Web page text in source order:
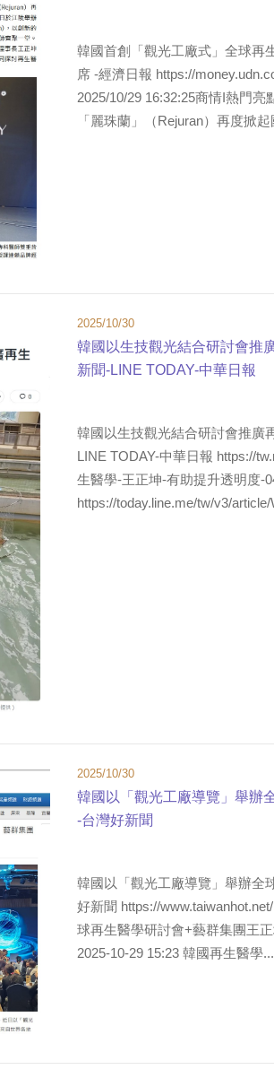
韓國首創「觀光工廠式」全球再
席 -經濟日報 https://
2025/10/29 16:32:25商情I熱門
「麗珠蘭」（Rejuran）再度掀
2025/10/30
韓國以生技觀光結合研討會推
新聞-LINE TODAY-中華日報
韓國以生技觀光結合研討會推廣
LINE TODAY-中華日報 https://
生醫學-王正坤-有助提升透明度-
https://today.line.me/tw/v3/
2025/10/30
韓國以「觀光工廠導覽」舉辦
-台灣好新聞
韓國以「觀光工廠導覽」舉辦全
好新聞 https://
球再生醫學研討會+藝群集團王
2025-10-29 15:23 韓國再生醫學...